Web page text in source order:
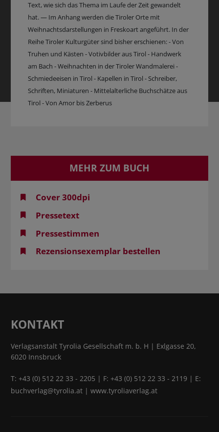
Text, wie sich das Thema im Laufe der Zeit gewandelt
hat. — Im Anhang werden die Tiroler Orte mit
Weihnachtsdarstellungen in Freskoart angeführt. In der
Reihe Tiroler Kulturgüter sind bisher erschienen: - Von
Truhen und Kästen - Votivbilder aus Tirol - Handwerk
am Bach - Weihnachten in der Tiroler Wandmalerei -
Schmiedeeisen in Tirol - Kapellen in Tirol - Schreiber,
Schriften, Miniaturen - Mittelalterliche Buchschätze aus
Tirol - Von Amor bis Zerberus
MEHR ZUM BUCH
Cover 300dpi
Pressetext
Pressestimmen
Rezensionsexemplar bestellen
KONTAKT
Verlagsanstalt Tyrolia Gesellschaft m. b. H | Exlgasse 20,
6020 Innsbruck
T:+43 (0) 512 22 33 - 2205 | F: +43 (0) 512 22 33 - 2119 | E:
buchverlag@tyrolia.at |www.tyroliaverlag.at